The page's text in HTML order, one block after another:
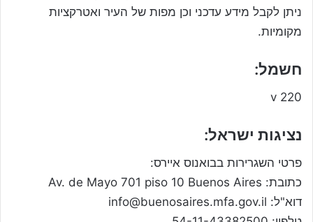
ניתן לקבל מידע עדכני וכן מפות של העיר ואטרקציות
מקומיות.
חשמל:
220 v
נציגות ישראל:
פרטי השגרירות בבואנוס איירס:
כתובת: Av. de Mayo 701 piso 10 Buenos Aires
דוא"ל: info@buenosaires.mfa.gov.il